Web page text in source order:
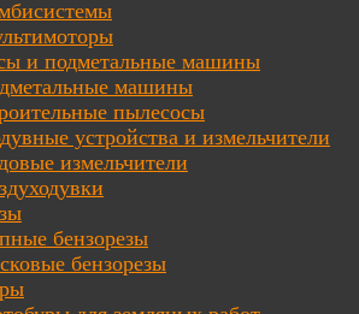
и подметальные машины
машины
пылесосы
устройства и измельчители
измельчители
бензорезы
бензорезы